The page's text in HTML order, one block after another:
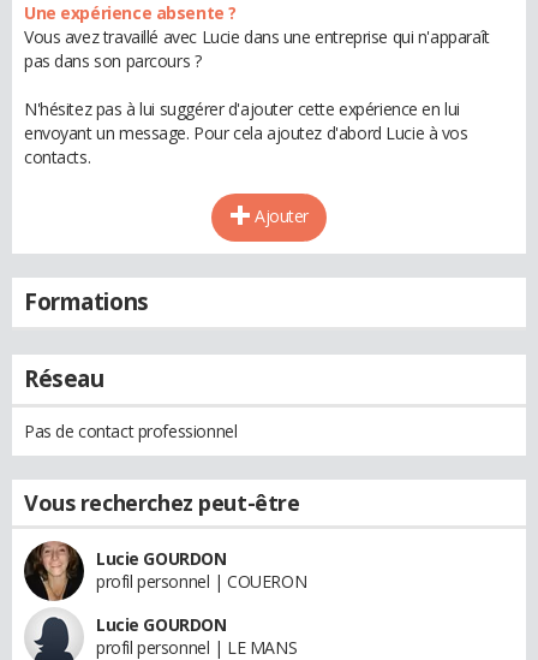
Une expérience absente ?
Vous avez travaillé avec Lucie dans une entreprise qui n'apparaît
pas dans son parcours ?
N'hésitez pas à lui suggérer d'ajouter cette expérience en lui
envoyant un message. Pour cela ajoutez d'abord Lucie à vos
contacts.
Ajouter
Formations
Réseau
Pas de contact professionnel
Vous recherchez peut-être
Lucie GOURDON
profil personnel | COUERON
Lucie GOURDON
profil personnel | LE MANS